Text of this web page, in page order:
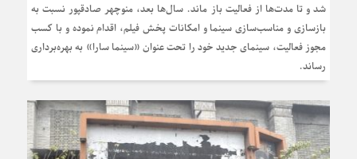
شد و تا مدت‌ها از فعالیت باز ماند. سال‌ها بعد، منوچهر صادقپور نسبت به
بازسازی و مناسب‌سازی سینما و امکانات پخش فیلم، اقدام نموده و با کسب
مجوز فعالیت، سینمای جدید خود را تحت عنوان «سینما سارا» به بهره‌برداری
رساند.